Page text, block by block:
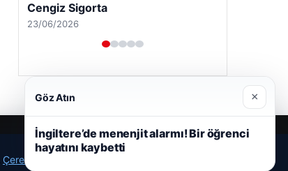
Cengiz Sigorta
23/06/2026
Çerez Politikamız
Göz Atın ×
İngiltere’de menenjit alarmı! Bir öğrenci
hayatını kaybetti